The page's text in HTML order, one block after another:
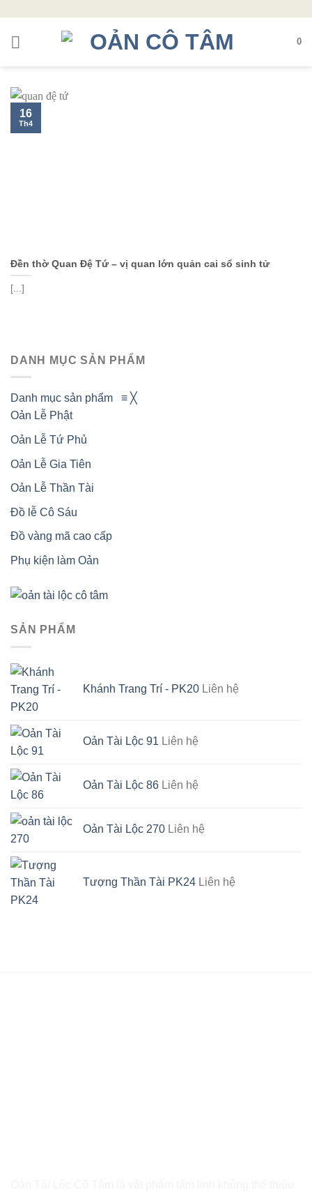
0
Đền thờ Quan Đệ Tứ – vị quan lớn quản cai sổ sinh tử
[...]
16
Th4
DANH MỤC SẢN PHẨM
Danh mục sản phẩm ≡ ╳
Oản Lễ Phật
Oản Lễ Tứ Phủ
Oản Lễ Gia Tiên
Oản Lễ Thần Tài
Đồ lễ Cô Sáu
Đồ vàng mã cao cấp
Phụ kiện làm Oản
SẢN PHẨM
Khánh Trang Trí - PK20 Liên hệ
Oản Tài Lộc 91 Liên hệ
Oản Tài Lộc 86 Liên hệ
Oản Tài Lộc 270 Liên hệ
Tượng Thần Tài PK24 Liên hệ